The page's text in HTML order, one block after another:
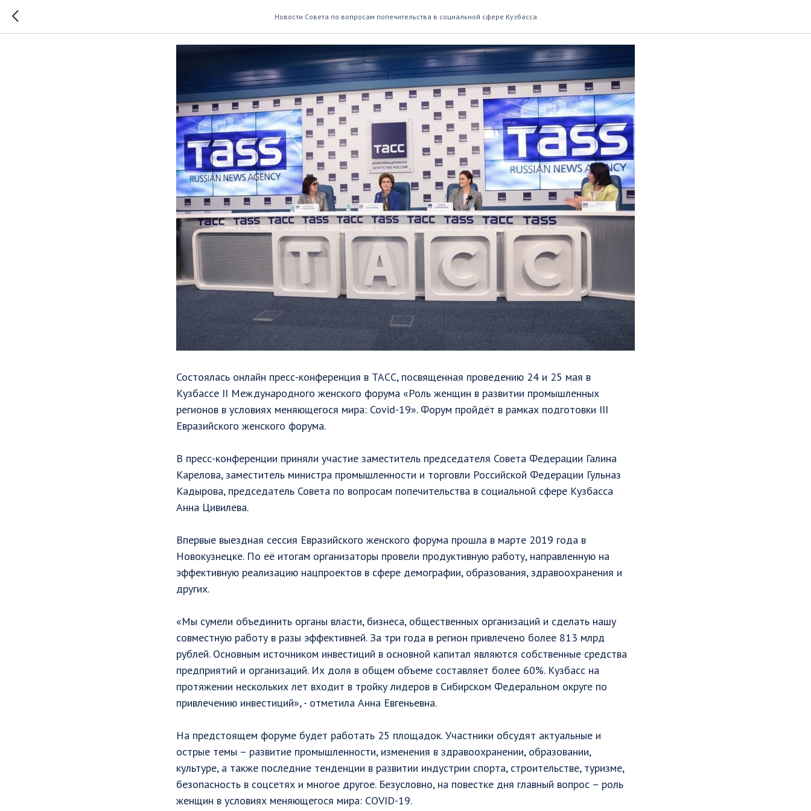
Новости Совета по вопросам попечительства в социальной сфере Кузбасса
Развитие женского лидерства
Состоялась онлайн пресс-конференция в ТАСС, посвященная проведению 24 и 25 мая в
Кузбассе II Международного женского форума «Роль женщин в развитии промышленных
регионов в условиях меняющегося мира: Covid-19». Форум пройдёт в рамках подготовки III
Евразийского женского форума.
В пресс-конференции приняли участие заместитель председателя Совета Федерации Галина
Карелова, заместитель министра промышленности и торговли Российской Федерации Гульназ
Кадырова, председатель Совета по вопросам попечительства в социальной сфере Кузбасса
Анна Цивилева.
Впервые выездная сессия Евразийского женского форума прошла в марте 2019 года в
Новокузнецке. По её итогам организаторы провели продуктивную работу, направленную на
эффективную реализацию нацпроектов в сфере демографии, образования, здравоохранения и
других.
«Мы сумели объединить органы власти, бизнеса, общественных организаций и сделать нашу
совместную работу в разы эффективней. За три года в регион привлечено более 813 млрд
рублей. Основным источником инвестиций в основной капитал являются собственные средства
предприятий и организаций. Их доля в общем объеме составляет более 60%. Кузбасс на
протяжении нескольких лет входит в тройку лидеров в Сибирском Федеральном округе по
привлечению инвестиций», - отметила Анна Евгеньевна.
На предстоящем форуме будет работать 25 площадок. Участники обсудят актуальные и
острые темы – развитие промышленности, изменения в здравоохранении, образовании,
культуре, а также последние тенденции в развитии индустрии спорта, строительстве, туризме,
безопасность в соцсетях и многое другое. Безусловно, на повестке дня главный вопрос – роль
женщин в условиях меняющегося мира: COVID-19.